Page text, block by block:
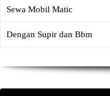
Sewa Mobil Matic
Dengan Supir dan Bbm